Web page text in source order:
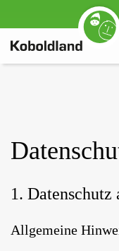
Zum
Hauptinhalt
navigieren
1.
Allgemeine